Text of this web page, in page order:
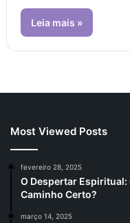
Leia mais »
Most Viewed Posts
fevereiro 28, 2025
O Despertar Espiritual:
Caminho Certo?
março 14, 2025